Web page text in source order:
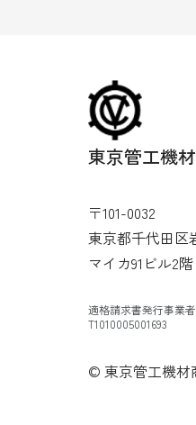
東京管工機
〒101-0032
東京都千代田区
マイカ91ビル2階
適格請求書発行事業
T1010005001693
© 東京管工機材